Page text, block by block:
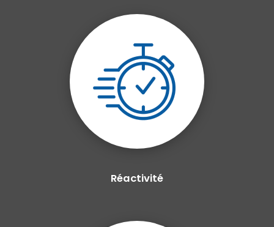
Réactivité